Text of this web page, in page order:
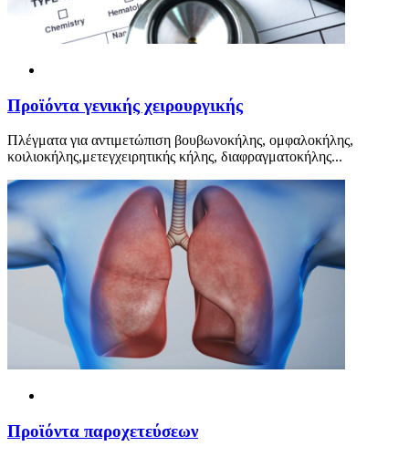
Προϊόντα γενικής χειρουργικής
Πλέγματα για αντιμετώπιση βουβωνοκήλης, ομφαλοκήλης,
κοιλιοκήλης,μετεγχειρητικής κήλης, διαφραγματοκήλης...
Προϊόντα παροχετεύσεων